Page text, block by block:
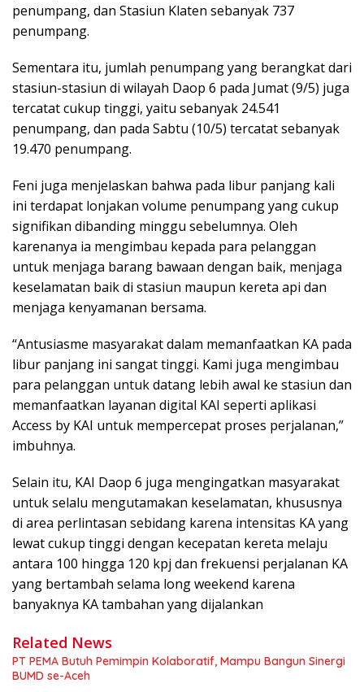
penumpang, dan Stasiun Klaten sebanyak 737
penumpang.
Sementara itu, jumlah penumpang yang berangkat dari
stasiun-stasiun di wilayah Daop 6 pada Jumat (9/5) juga
tercatat cukup tinggi, yaitu sebanyak 24.541
penumpang, dan pada Sabtu (10/5) tercatat sebanyak
19.470 penumpang.
Feni juga menjelaskan bahwa pada libur panjang kali
ini terdapat lonjakan volume penumpang yang cukup
signifikan dibanding minggu sebelumnya. Oleh
karenanya ia mengimbau kepada para pelanggan
untuk menjaga barang bawaan dengan baik, menjaga
keselamatan baik di stasiun maupun kereta api dan
menjaga kenyamanan bersama.
“Antusiasme masyarakat dalam memanfaatkan KA pada
libur panjang ini sangat tinggi. Kami juga mengimbau
para pelanggan untuk datang lebih awal ke stasiun dan
memanfaatkan layanan digital KAI seperti aplikasi
Access by KAI untuk mempercepat proses perjalanan,”
imbuhnya.
Selain itu, KAI Daop 6 juga mengingatkan masyarakat
untuk selalu mengutamakan keselamatan, khususnya
di area perlintasan sebidang karena intensitas KA yang
lewat cukup tinggi dengan kecepatan kereta melaju
antara 100 hingga 120 kpj dan frekuensi perjalanan KA
yang bertambah selama long weekend karena
banyaknya KA tambahan yang dijalankan
Related News
PT PEMA Butuh Pemimpin Kolaboratif, Mampu Bangun Sinergi
BUMD se-Aceh